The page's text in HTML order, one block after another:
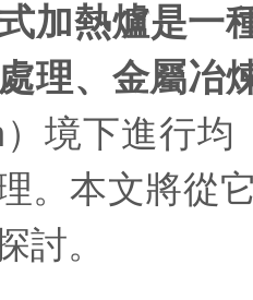
加熱爐是一
理、金屬冶
境下進行
。本文將從
討。